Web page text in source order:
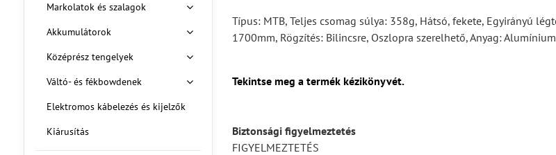
Típus: MTB, Teljes csomag súlya: 358g, Hátsó, fekete, Egyirányú
1700mm, Rögzítés: Bilincsre, Oszlopra szerelhető, Anyag:
Tekintse meg a termék kézikönyvét.
Biztonsági figyelmeztetés
FIGYELMEZTETÉS
Markolatok és szalagok
Akkumulátorok
Középrész tengelyek
Váltó- és fékbowdenek
Elektromos kábelezés és kijelzők
Kiárusítás